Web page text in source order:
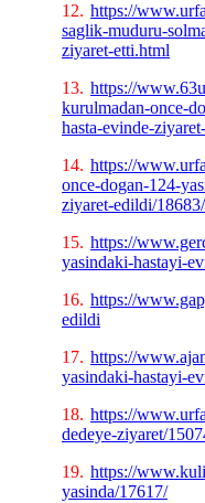
12. https://
saglik-muduru-
ziyaret-etti.html
13. https://
kurulmadan-once-
hasta-evinde-
14. https://
once-dogan-124-
ziyaret-edildi/18683/
15. https://
yasindaki-hastayi-
16. https://
edildi
17. https://
yasindaki-hastayi-
18. https://
dedeye-ziyaret/
19. https://
yasinda/17617/